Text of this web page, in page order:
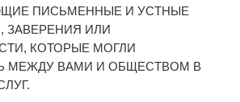
ПИСЬМЕННЫЕ И УСТНЫЕ
ЗАВЕРЕНИЯ ИЛИ
КОТОРЫЕ МОГЛИ
МЕЖДУ ВАМИ И ОБЩЕСТВОМ В